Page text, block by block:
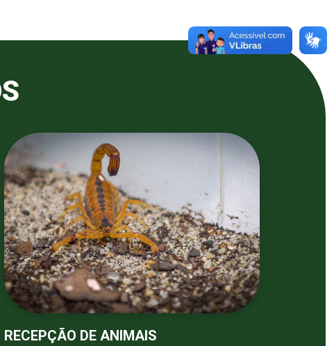
RECEPÇÃO DE ANIMAIS